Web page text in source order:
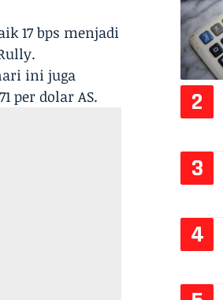
17 bps menjadi
ini juga
per dolar AS.